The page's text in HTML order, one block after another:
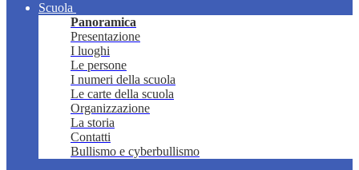
Scuola
Panoramica
Presentazione
I luoghi
Le persone
I numeri della scuola
Le carte della scuola
Organizzazione
La storia
Contatti
Bullismo e cyberbullismo